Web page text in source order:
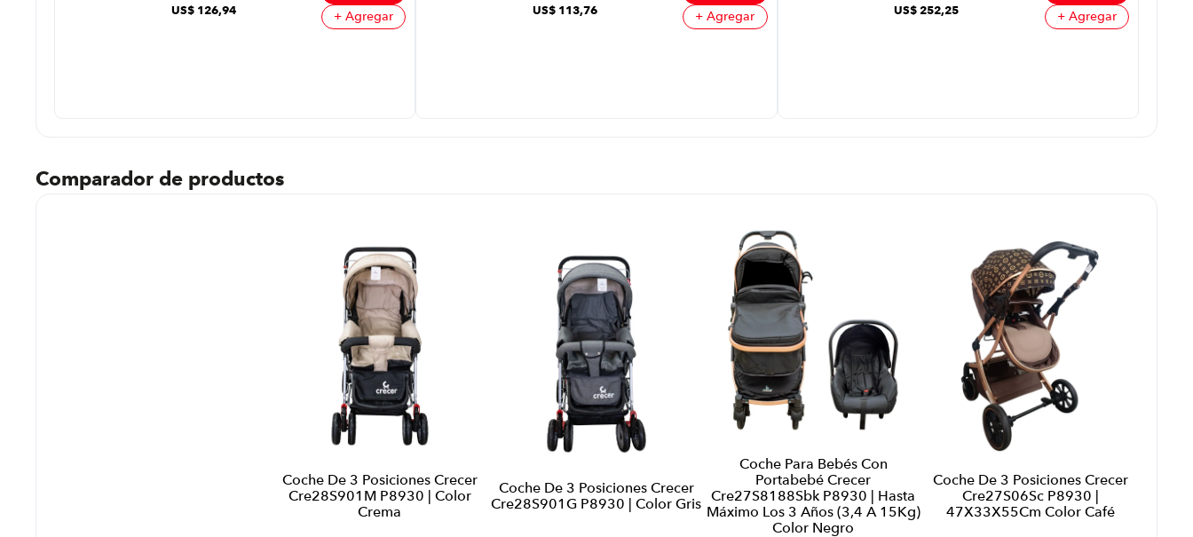
US$ 126,94
+ Agregar
US$ 113,76
+ Agregar
US$ 252,25
+ Agregar
Comparador de productos
Coche De 3 Posiciones Crecer
Cre28S901M P8930 | Color
Crema
Coche De 3 Posiciones Crecer
Cre28S901G P8930 | Color Gris
Coche Para Bebés Con
Portabebé Crecer
Cre27S8188Sbk P8930 | Hasta
Máximo Los 3 Años (3,4 A 15Kg)
Color Negro
Coche De 3 Posiciones Crecer
Cre27S06Sc P8930 |
47X33X55Cm Color Café